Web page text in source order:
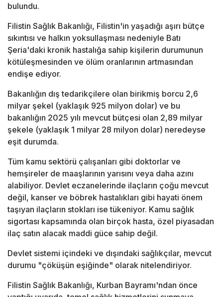
bulundu.
Filistin Sağlık Bakanlığı, Filistin'in yaşadığı aşırı bütçe
sıkıntısı ve halkın yoksullaşması nedeniyle Batı
Şeria'daki kronik hastalığa sahip kişilerin durumunun
kötüleşmesinden ve ölüm oranlarının artmasından
endişe ediyor.
Bakanlığın dış tedarikçilere olan birikmiş borcu 2,6
milyar şekel (yaklaşık 925 milyon dolar) ve bu
bakanlığın 2025 yılı mevcut bütçesi olan 2,89 milyar
şekele (yaklaşık 1 milyar 28 milyon dolar) neredeyse
eşit durumda.
Tüm kamu sektörü çalışanları gibi doktorlar ve
hemşireler de maaşlarının yarısını veya daha azını
alabiliyor. Devlet eczanelerinde ilaçların çoğu mevcut
değil, kanser ve böbrek hastalıkları gibi hayati önem
taşıyan ilaçların stokları ise tükeniyor. Kamu sağlık
sigortası kapsamında olan birçok hasta, özel piyasadan
ilaç satın alacak maddi güce sahip değil.
Devlet sistemi içindeki ve dışındaki sağlıkçılar, mevcut
durumu "çöküşün eşiğinde" olarak nitelendiriyor.
Filistin Sağlık Bakanlığı, Kurban Bayramı'ndan önce